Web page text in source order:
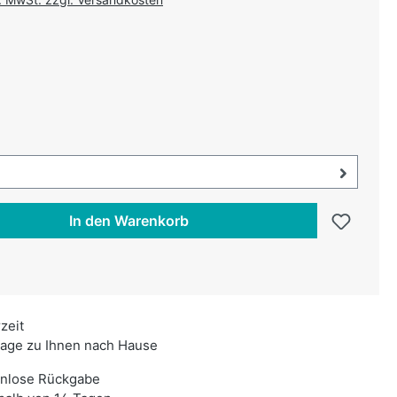
öffnen, aktuell ausgewählt:
In den Warenkorb
zu Ihnen nach Hause
Rückgabe